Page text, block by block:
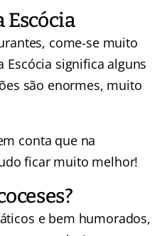
come-se muito
Escócia significa alguns
são enormes, muito
conta que na
ficar muito melhor!
e bem humorados,